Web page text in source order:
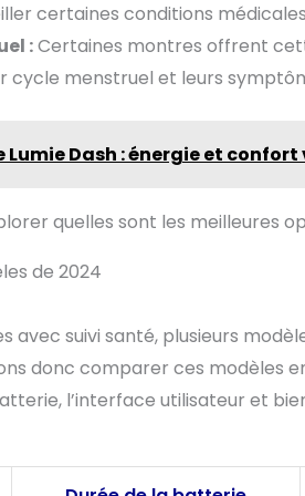
certaines conditions
:Certaines montres offrent
cycle menstruel et leurs
Lumie Dash : énergie et confort
quelles sont les meilleures
de 2024
avec suivi santé, plusieurs
donc comparer ces modèles
l’interface utilisateur et